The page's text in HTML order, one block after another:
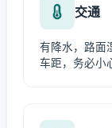
交通
有降水，路面
车距，务必小